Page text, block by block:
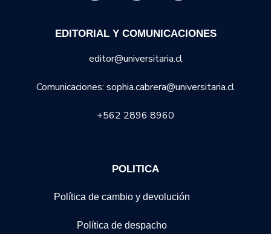
EDITORIAL Y COMUNICACIONES
editor@universitaria.cl
Comunicaciones: sophia.cabrera@universitaria.cl
+562 2896 8960
POLITICA
Política de cambio y devolución
Política de despacho